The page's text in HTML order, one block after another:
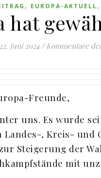
, EUROPA-AKTUELL,
hat
22. Juni 2024 / Kommentare
Freunde,
uns. Es wurde
, Kreis- und
Steigerung der
mit